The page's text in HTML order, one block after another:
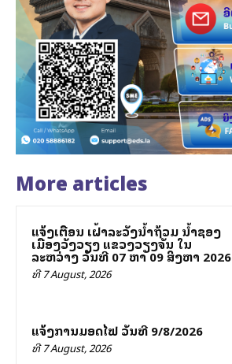
More articles
ແຈ້ງເຕືອນ ເຝົ້າລະວັງນ້ຳຖ້ວມ ນ້ຳຊອງ
ເມືອງວັງວຽງ ແຂວງວຽງຈັນ ໃນ
ລະຫວ່າງ ວັນທີ 07 ຫາ 09 ສິງຫາ 2026
ທີ 7 August, 2026
ແຈ້ງການມອດໄຟ ວັນທີ 9/8/2026
ທີ 7 August, 2026